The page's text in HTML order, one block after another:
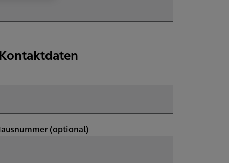
(optional)